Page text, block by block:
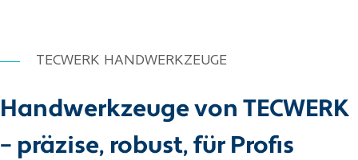
Handwerkzeuge von TECWERK
– präzise, robust, für Profis
TECWERK HANDWERKZEUGE